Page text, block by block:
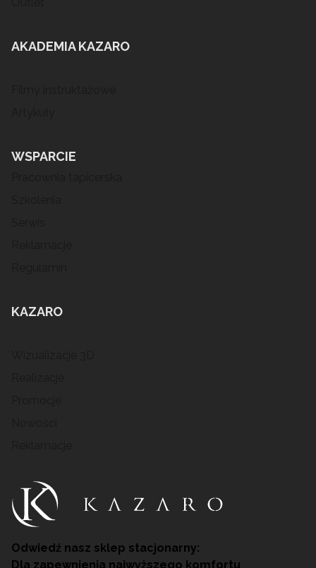
AKADEMIA KAZARO
WSPARCIE
KAZARO
Odwiedź nasz sklep stacjonarny:
Dla zapewnienia najwyższego komfortu